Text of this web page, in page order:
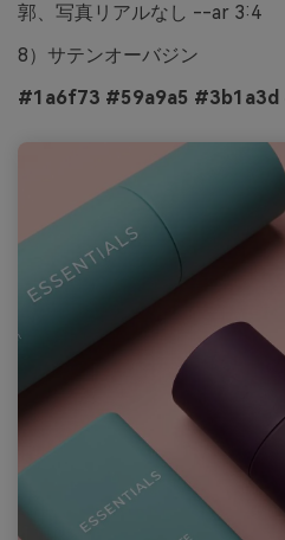
郭、写真リアルなし --ar 3:4
8）サテンオーバジン
#1a6f73 #59a9a5